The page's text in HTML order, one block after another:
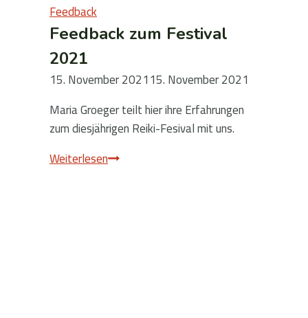
Feedback
Feedback zum Festival
2021
15. November 202115. November 2021
Maria Groeger teilt hier ihre Erfahrungen
zum diesjährigen Reiki-Fesival mit uns.
WeiterlesenFeedback